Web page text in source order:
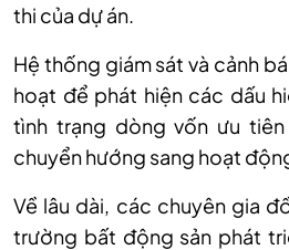
thi của dự án.
Hệ thống giám sát và cảnh
hoạt để phát hiện các dấu
tình trạng dòng vốn ưu
chuyển hướng sang hoạt
Về lâu dài, các chuyên gia
trường bất động sản phát